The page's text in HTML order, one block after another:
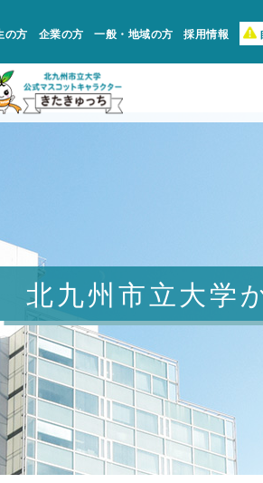
の方 企業の方 一般・地域の方 採用情報
北九州市立大学